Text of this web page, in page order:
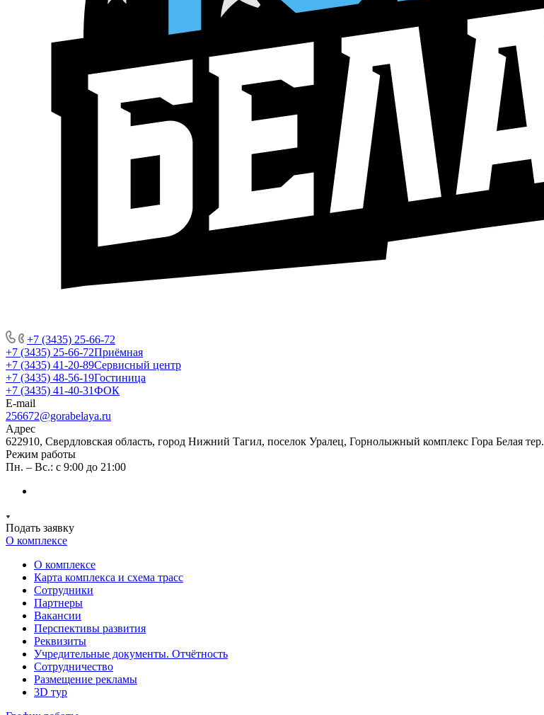
+7 (3435) 25-66-72
+7 (3435) 25-66-72Приёмная
+7 (3435) 41-20-89Сервисный центр
+7 (3435) 48-56-19Гостиница
+7 (3435) 41-40-31ФОК
E-mail
256672@gorabelaya.ru
Адрес
622910, Свердловская область, город Нижний Тагил, поселок Уралец, Горнолыжный комплекс Гора Белая тер.
Режим работы
Пн. – Вс.: с 9:00 до 21:00
Подать заявку
О комплексе
О комплексе
Карта комплекса и схема трасс
Сотрудники
Партнеры
Вакансии
Перспективы развития
Реквизиты
Учредительные документы. Отчётность
Сотрудничество
Размещение рекламы
3D тур